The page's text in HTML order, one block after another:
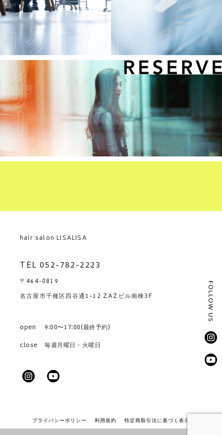
hair salon LISALISA
TEL 052-782-2223
〒464-0819
名古屋市千種区四谷通1-12 ZAZビル南棟3F
open
9:00〜17:00(最終予約)
close
毎週月曜日・火曜日
プライバシーポリシー 利用規約 特定商取引法に基づく表示